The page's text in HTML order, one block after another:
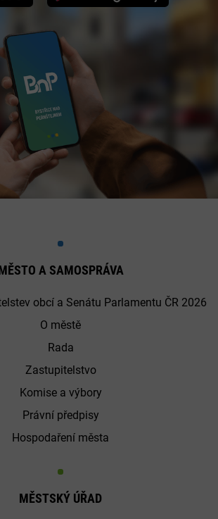
A SAMOSPRÁVA
obcí a Senátu Parlamentu ČR 2026
O městě
Rada
Zastupitelstvo
Komise a výbory
Právní předpisy
Hospodaření města
MĚSTSKÝ ÚŘAD